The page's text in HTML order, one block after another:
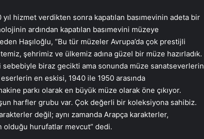
hizmet verdikten sonra kapatılan basımevinin adeta bir
ardından kapatılan basımevini müzeye
Haşıloğlu, “Bu tür müzeler Avrupa’da çok prestijli
şehrimiz ve ülkemiz adına güzel bir müze hazırladık.
sebebiyle biraz gecikti ama sonunda müze sanatseverlerin
en eskisi, 1940 ile 1950 arasında
parkı olarak en büyük müze olarak öne çıkıyor.
harfler grubu var. Çok değerli bir koleksiyona sahibiz.
değil; aynı zamanda Arapça karakterler,
hurufatlar mevcut” dedi.